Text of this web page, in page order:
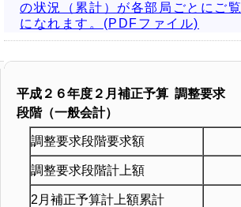
の状況（累計）が各部局ごとにご覧
になれます。(PDFファイル)
平成２６年度２月補正予算 調整要求
段階（一般会計）
調整要求段階要求額
調整要求段階計上額
2月補正予算計上額累計